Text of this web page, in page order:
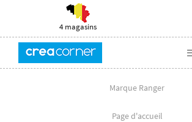
4 magasins
Marque Ranger
Page d'accueil